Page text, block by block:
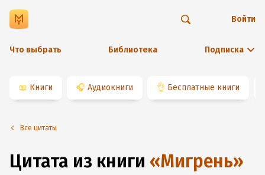
Что выбрать Библиотека Подписка
Войти
📖 Книги 🎧 Аудиокниги 👌 Бесплатные книги
Все цитаты
Цитата из книги «Мигрень»